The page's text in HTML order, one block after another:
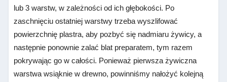
lub 3 warstw, w zależności od ich głębokości. Po
zaschnięciu ostatniej warstwy trzeba wyszlifować
powierzchnię plastra, aby pozbyć się nadmiaru żywicy, a
następnie ponownie zalać blat preparatem, tym razem
pokrywając go w całości. Ponieważ pierwsza żywiczna
warstwa wsiąknie w drewno, powinniśmy nałożyć kolejną